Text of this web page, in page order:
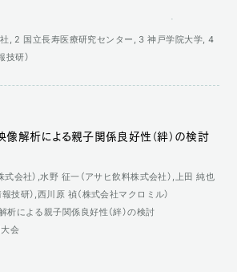
社, 2 国立長寿医療研究センター, 3 神戸学院大学, 4
研）
映像解析による親子関係良好性（絆）の検討
会社）,水野 征一（アサヒ飲料株式会社）,上田 純也
技研）,西川原 禎（株式会社マクロミル）
析による親子関係良好性（絆）の検討
会